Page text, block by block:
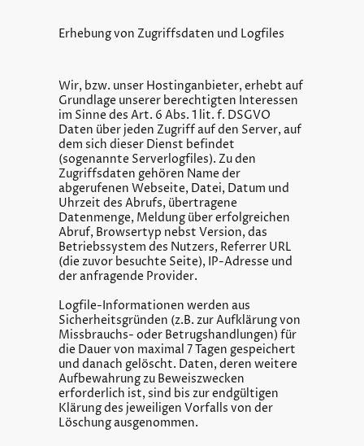
Erhebung von Zugriffsdaten und Logfiles
Wir, bzw. unser Hostinganbieter, erhebt auf
Grundlage unserer berechtigten Interessen
im Sinne des Art. 6 Abs. 1 lit. f. DSGVO
Daten über jeden Zugriff auf den Server, auf
dem sich dieser Dienst befindet
(sogenannte Serverlogfiles). Zu den
Zugriffsdaten gehören Name der
abgerufenen Webseite, Datei, Datum und
Uhrzeit des Abrufs, übertragene
Datenmenge, Meldung über erfolgreichen
Abruf, Browsertyp nebst Version, das
Betriebssystem des Nutzers, Referrer URL
(die zuvor besuchte Seite), IP-Adresse und
der anfragende Provider.
Logfile-Informationen werden aus
Sicherheitsgründen (z.B. zur Aufklärung von
Missbrauchs- oder Betrugshandlungen) für
die Dauer von maximal 7 Tagen gespeichert
und danach gelöscht. Daten, deren weitere
Aufbewahrung zu Beweiszwecken
erforderlich ist, sind bis zur endgültigen
Klärung des jeweiligen Vorfalls von der
Löschung ausgenommen.